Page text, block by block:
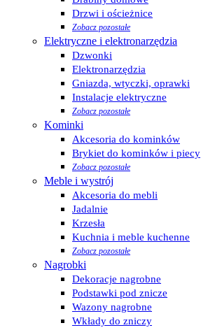
Drzwi i ościeżnice
Zobacz pozostałe
Elektryczne i elektronarzędzia
Dzwonki
Elektronarzędzia
Gniazda, wtyczki, oprawki
Instalacje elektryczne
Zobacz pozostałe
Kominki
Akcesoria do kominków
Brykiet do kominków i piecy
Zobacz pozostałe
Meble i wystrój
Akcesoria do mebli
Jadalnie
Krzesła
Kuchnia i meble kuchenne
Zobacz pozostałe
Nagrobki
Dekoracje nagrobne
Podstawki pod znicze
Wazony nagrobne
Wkłady do zniczy